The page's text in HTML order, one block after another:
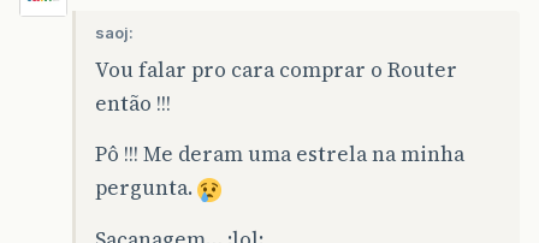
saoj:
Vou falar pro cara comprar o Router
então !!!
Pô !!! Me deram uma estrela na minha
pergunta.